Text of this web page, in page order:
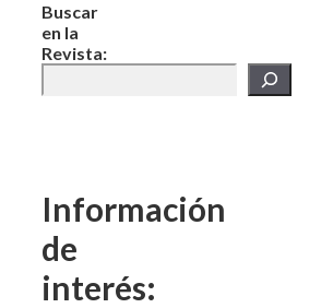
Buscar
en la
Revista:
Información
de
interés: